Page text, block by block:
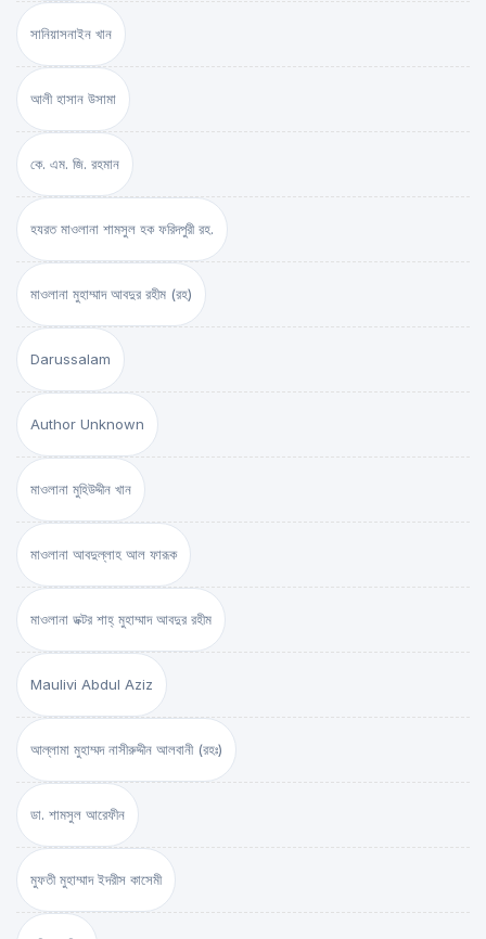
সানিয়াসনাইন খান
আলী হাসান উসামা
কে. এম. জি. রহমান
হযরত মাওলানা শামসুল হক ফরিদপুরী রহ.
মাওলানা মুহাম্মাদ আবদুর রহীম (রহ)
Darussalam
Author Unknown
মাওলানা মুহিউদ্দীন খান
মাওলানা আবদুল্লাহ আল ফারূক
মাওলানা ডক্টর শাহ্‌ মুহাম্মাদ আবদুর রহীম
Maulivi Abdul Aziz
আল্লামা মুহাম্মদ নাসীরুদ্দীন আলবানী (রহঃ)
ডা. শামসুল আরেফীন
মুফতী মুহাম্মাদ ইদরীস কাসেমী